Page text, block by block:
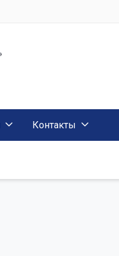
Контакты